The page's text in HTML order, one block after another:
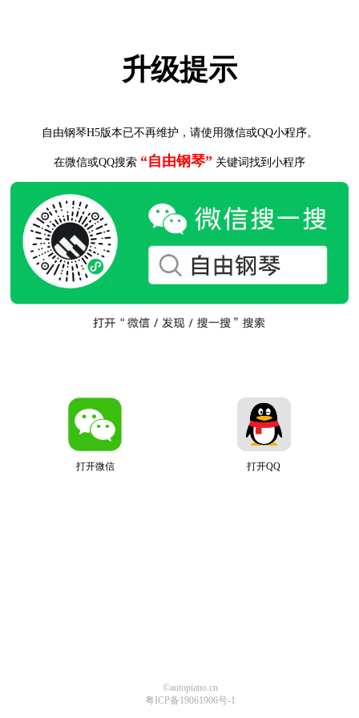
升级提示
自由钢琴H5版本已不再维护，请使用微信或QQ小程序。
在微信或QQ搜索 “自由钢琴” 关键词找到小程序
打开微信 打开QQ
©autopiano.cn
粤ICP备19061906号-1